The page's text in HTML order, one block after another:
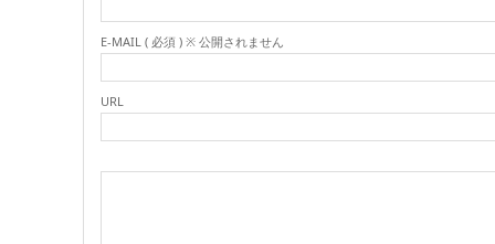
E-MAIL ( 必須 ) ※ 公開されません
URL